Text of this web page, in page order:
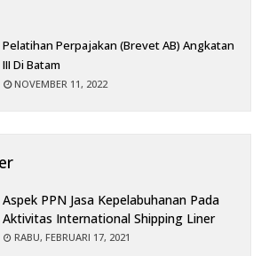
Pelatihan Perpajakan (Brevet AB) Angkatan
III Di Batam
NOVEMBER 11, 2022
Aspek PPN Jasa Kepelabuhanan Pada
Aktivitas International Shipping Liner
RABU, FEBRUARI 17, 2021